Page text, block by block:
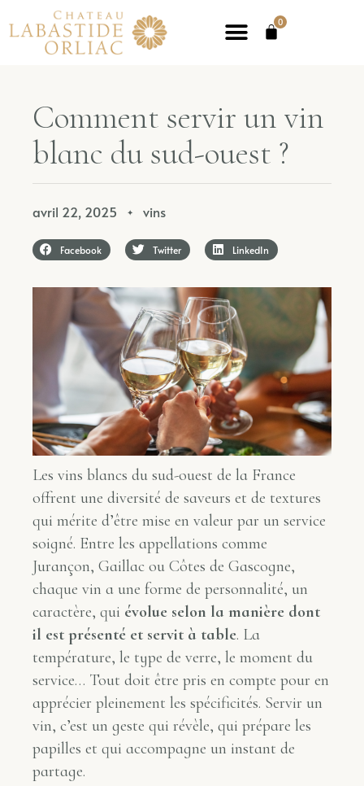
0
Comment servir un vin
blanc du sud-ouest ?
avril 22, 2025 ✦ vins
Facebook Twitter LinkedIn
Les vins blancs du sud-ouest de la France
offrent une diversité de saveurs et de textures
qui mérite d’être mise en valeur par un service
soigné. Entre les appellations comme
Jurançon, Gaillac ou Côtes de Gascogne,
chaque vin a une forme de personnalité, un
caractère, qui évolue selon la manière dont
il est présenté et servit à table. La
température, le type de verre, le moment du
service… Tout doit être pris en compte pour en
apprécier pleinement les spécificités. Servir un
vin, c’est un geste qui révèle, qui prépare les
papilles et qui accompagne un instant de
partage.